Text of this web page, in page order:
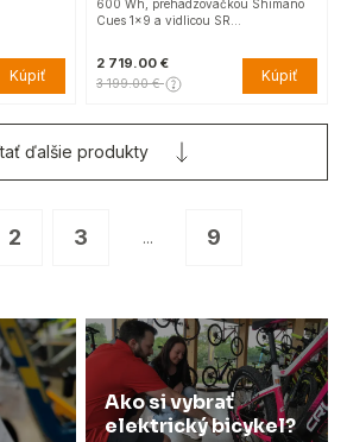
Kúpiť
600 Wh, prehadzovačkou Shimano
Cues 1x9 a vidlicou SR…
2 719.00 €
3 199.00 € Kúpiť
2 3 ... 9
ďalšie produkty
Ako si vybrať
elektrický bicykel?